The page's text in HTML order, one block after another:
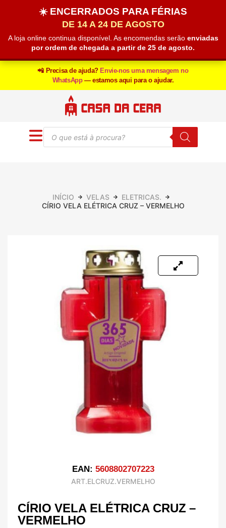
☀️ ENCERRADOS PARA FÉRIAS
DE 14 A 24 DE AGOSTO
A loja online continua disponível. As encomendas serão enviadas
por ordem de chegada a partir de 25 de agosto.
📲 Precisa de ajuda? Envie-nos uma mensagem no
WhatsApp — estamos aqui para o ajudar.
INÍCIO VELAS
ELETRICAS.
CÍRIO VELA ELÉTRICA CRUZ – VERMELHO
EAN: 5608802707223
ART.ELCRUZ.VERMELHO
CÍRIO VELA ELÉTRICA CRUZ –
VERMELHO